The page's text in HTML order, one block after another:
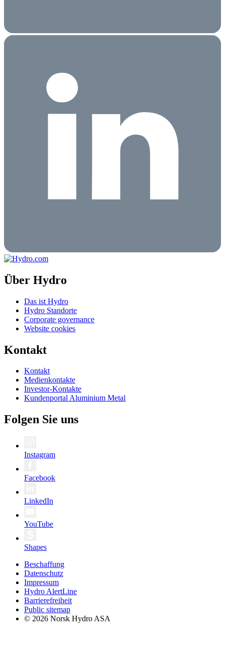
Über Hydro
Das ist Hydro
Hydro Standorte
Corporate governance
Website cookies
Kontakt
Kontakt
Medienkontakte
Investor-Kontakte
Kundenportal Aluminium Metal
Folgen Sie uns
Instagram
Facebook
LinkedIn
YouTube
Shapes
Beschaffung
Datenschutz
Impressum
Hydro AlertLine
Barrierefreiheit
Public sitemap
© 2026 Norsk Hydro ASA